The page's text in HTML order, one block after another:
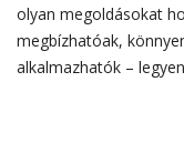
olyan megoldásokat
megbízhatóak,
alkalmazhatók –